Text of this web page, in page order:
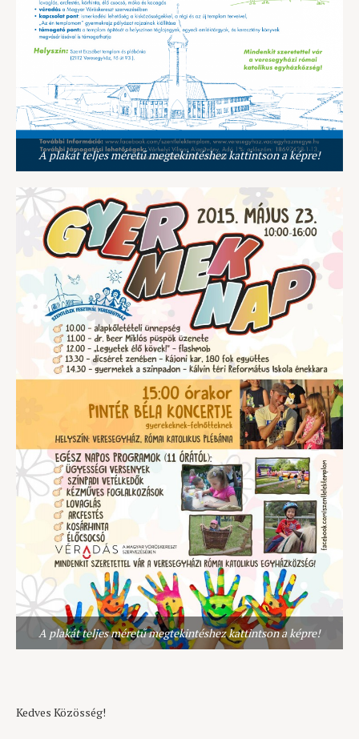
A plakát teljes méretű megtekintéshez kattintson a képre!
A plakát teljes méretű megtekintéshez kattintson a képre!
Kedves Közösség!